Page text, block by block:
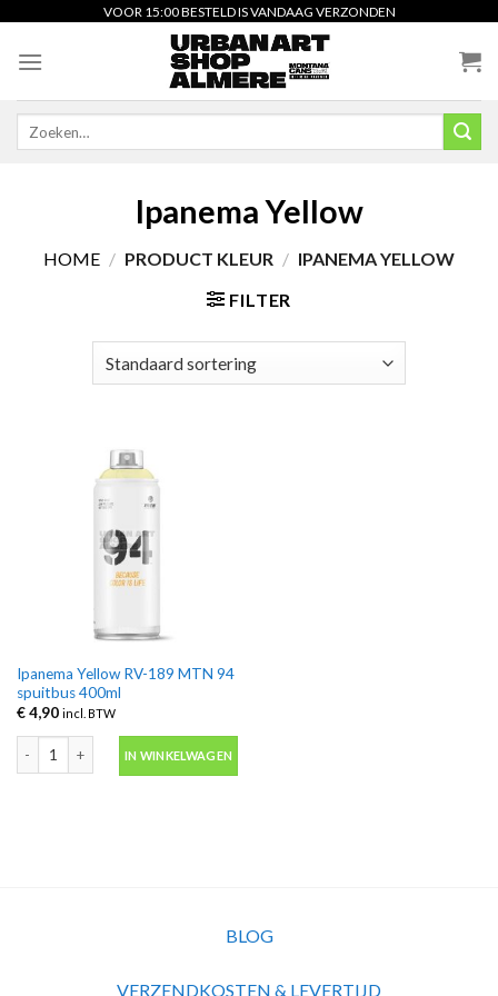
content
VOOR 15:00 BESTELD IS VANDAAG VERZONDEN
Ipanema Yellow
HOME / PRODUCT KLEUR / IPANEMA YELLOW
FILTER
Ipanema Yellow RV-189 MTN 94
spuitbus 400ml
€4,90 incl. BTW
Ipanema Yellow RV-189 MTN 94 spuitbus 400ml aantal
IN WINKELWAGEN
BLOG
VERZENDKOSTEN & LEVERTIJD